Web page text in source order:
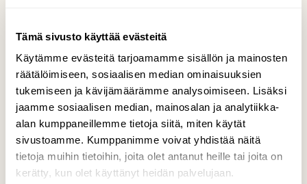
Tämä sivusto käyttää evästeitä
Käytämme evästeitä tarjoamamme sisällön ja mainosten
räätälöimiseen, sosiaalisen median ominaisuuksien
tukemiseen ja kävijämäärämme analysoimiseen. Lisäksi
jaamme sosiaalisen median, mainosalan ja analytiikka-
alan kumppaneillemme tietoja siitä, miten käytät
sivustoamme. Kumppanimme voivat yhdistää näitä
tietoja muihin tietoihin, joita olet antanut heille tai joita on
kerätty, kun olet käyttänyt heidän palvelujaan.
– Meillä on syytä juhlia, sanoin. – Kaikilla meillä
kolmella.
Kesti hetken ennen kuin hän ymmärsi mitä olin
sanonut. Aluksi hänen ilmeensä hämmästyi
mutta sen jälkeen valo valtasi hänen kasvonsa.
Silti tiesin, ettei hän uskonut tai sisäistänyt asiaa
samalla tavalla kuin itse tein. Ei se mitään,